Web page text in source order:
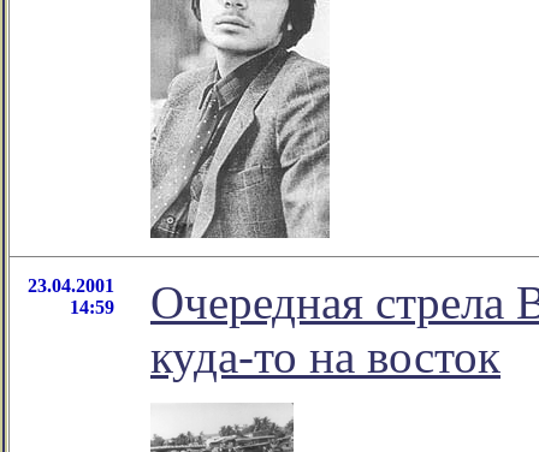
23.04.2001
14:59
Очередная стрела
куда-то на восток